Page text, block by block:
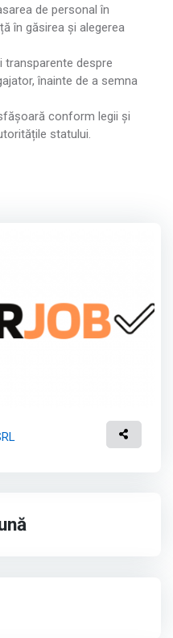
de personal în
în găsirea și alegerea
despre
înainte de a semna
conform legii și
statului.